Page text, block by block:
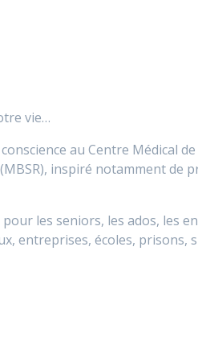
vie…
au Centre Médical de
inspiré notamment de
les seniors, les ados, les
entreprises, écoles, prisons,